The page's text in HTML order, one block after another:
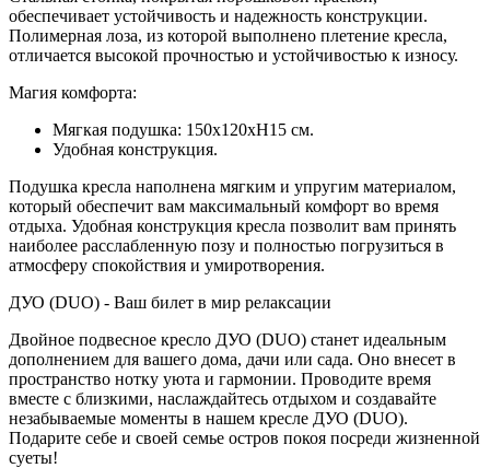
обеспечивает устойчивость и надежность конструкции.
Полимерная лоза, из которой выполнено плетение кресла,
отличается высокой прочностью и устойчивостью к износу.
Магия комфорта:
Мягкая подушка: 150х120хН15 см.
Удобная конструкция.
Подушка кресла наполнена мягким и упругим материалом,
который обеспечит вам максимальный комфорт во время
отдыха. Удобная конструкция кресла позволит вам принять
наиболее расслабленную позу и полностью погрузиться в
атмосферу спокойствия и умиротворения.
ДУО (DUO) - Ваш билет в мир релаксации
Двойное подвесное кресло ДУО (DUO) станет идеальным
дополнением для вашего дома, дачи или сада. Оно внесет в
пространство нотку уюта и гармонии. Проводите время
вместе с близкими, наслаждайтесь отдыхом и создавайте
незабываемые моменты в нашем кресле ДУО (DUO).
Подарите себе и своей семье остров покоя посреди жизненной
суеты!